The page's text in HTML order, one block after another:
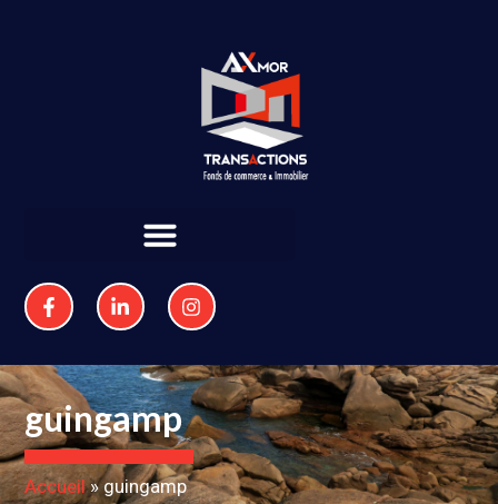
guingamp
Accueil»guingamp